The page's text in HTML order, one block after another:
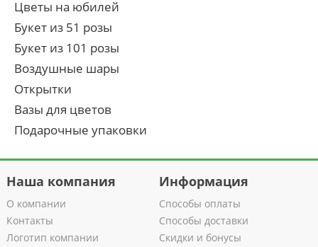
Цветы на юбилей
Букет из 51 розы
Букет из 101 розы
Воздушные шары
Открытки
Вазы для цветов
Подарочные упаковки
Наша компания
О компании
Контакты
Логотип компании
Информация
Способы оплаты
Способы доставки
Скидки и бонусы